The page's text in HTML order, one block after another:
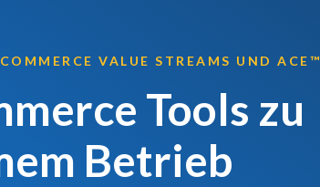
VALUE STREAMS UND ACE™
Tools zu
Betrieb